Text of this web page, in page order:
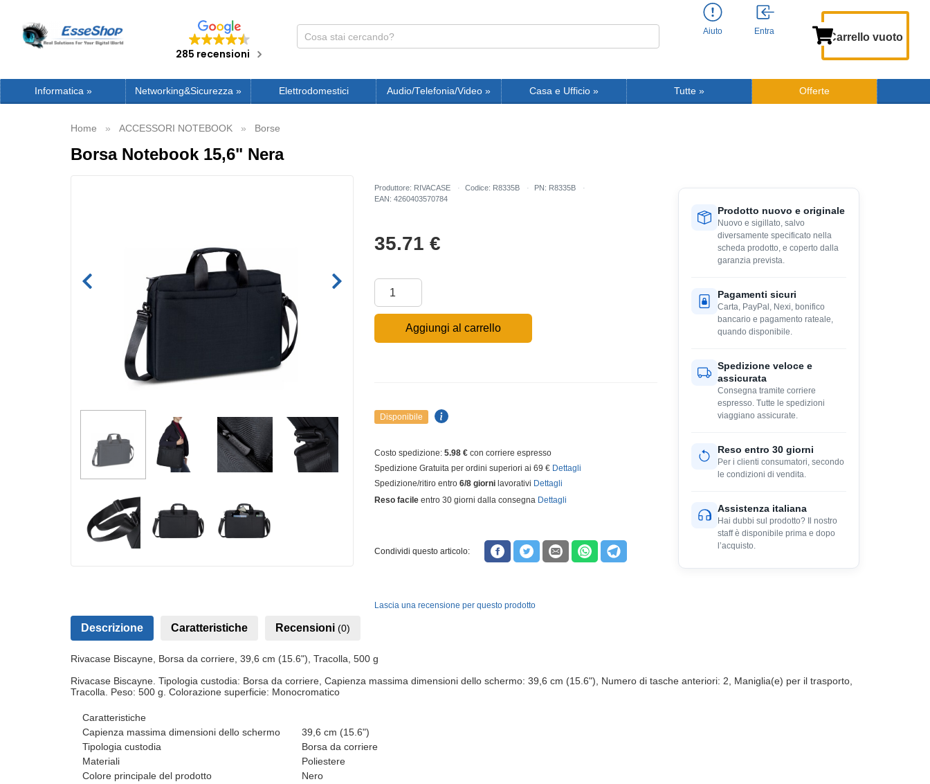
285 recensioni
Aiuto Entra Carrello vuoto
Informatica» Networking&Sicurezza » Elettrodomestici Audio/Telefonia/Video » Casa e Ufficio » Tutte » Offerte
Home ACCESSORI NOTEBOOK Borse
Borsa Notebook 15,6" Nera
Produttore: RIVACASE Codice: R8335B
PN: R8335B
EAN: 4260403570784
35.71 €
Aggiungi al carrello
Disponibile
Costo spedizione: 5.98 € con corriere espresso
Spedizione Gratuita per ordini superiori ai 69 € Dettagli
Spedizione/ritiro entro 6/8 giornilavorativi Dettagli
Reso facileentro 30 giorni dalla consegna Dettagli
Condividi questo articolo:
Lascia una recensione per questo prodotto
Prodotto nuovo e originale
Nuovo e sigillato, salvo
diversamente specificato nella
scheda prodotto, e coperto dalla
garanzia prevista.
Pagamenti sicuri
Carta, PayPal, Nexi, bonifico
bancario e pagamento rateale,
quando disponibile.
Spedizione veloce e
assicurata
Consegna tramite corriere
espresso. Tutte le spedizioni
viaggiano assicurate.
Reso entro 30 giorni
Per i clienti consumatori, secondo
le condizioni di vendita.
Assistenza italiana
Hai dubbi sul prodotto? Il nostro
staff è disponibile prima e dopo
l’acquisto.
Descrizione Caratteristiche Recensioni (0)
Rivacase Biscayne, Borsa da corriere, 39,6 cm (15.6"), Tracolla, 500 g
Rivacase Biscayne. Tipologia custodia: Borsa da corriere, Capienza massima dimensioni dello schermo: 39,6 cm (15.6"), Numero di tasche anteriori: 2, Maniglia(e) per il trasporto,
Tracolla. Peso: 500 g. Colorazione superficie: Monocromatico
Caratteristiche
Capienza massima dimensioni dello schermo
39,6 cm (15.6")
Tipologia custodia
Borsa da corriere
Materiali
Poliestere
Colore principale del prodotto
Nero